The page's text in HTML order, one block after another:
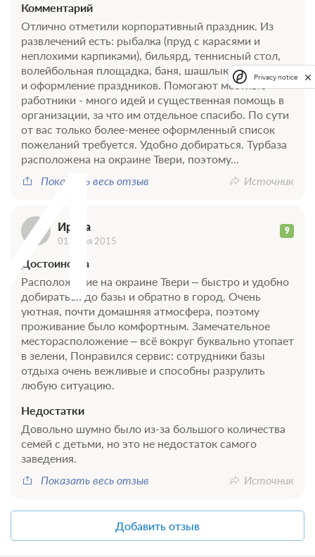
Комментарий
Отлично отметили корпоративный праздник. Из
развлечений есть: рыбалка (пруд с карасями и
неплохими карпиками), бильярд, теннисный стол,
волейбольная площадка, баня, шашлыки. Анимация
и оформление праздников. Помогают местные
работники - много идей и существенная помощь в
организации, за что им отдельное спасибо. По сути
от вас только более-менее оформленный список
пожеланий требуется. Удобно добираться. Турбаза
расположена на окраине Твери, поэтому...
Показать весь отзыв
Источник
Ирина 9
01 июня 2015
Достоинства
Расположение на окраине Твери – быстро и удобно
добираться до базы и обратно в город. Очень
уютная, почти домашняя атмосфера, поэтому
проживание было комфортным. Замечательное
месторасположение – всё вокруг буквально утопает
в зелени, Понравился сервис: сотрудники базы
отдыха очень вежливые и способны разрулить
любую ситуацию.
Недостатки
Довольно шумно было из-за большого количества
семей с детьми, но это не недостаток самого
заведения.
Показать весь отзыв
Источник
Добавить отзыв
Privacy notice